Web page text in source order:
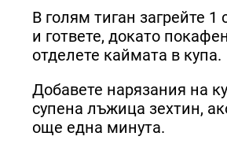
В голям тиган загрейте
и гответе, докато
отделете каймата в купа.
Добавете нарязания на
супена лъжица зехтин,
още една минута.